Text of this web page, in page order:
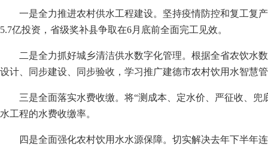
一是全力推进农村供水工程建设。坚持疫情防控和复工复
5.7亿投资，省级奖补县争取在6月底前全面完工见效。
二是全力抓好城乡清洁供水数字化管理。根据全省农饮水
设计、同步建设、同步验收，学习推广建德市农村饮用水智慧
三是全面落实水费收缴。将“测成本、定水价、严征收、
水工程的水费收缴率。
四是全面强化农村饮用水水源保障。切实解决去年下半年